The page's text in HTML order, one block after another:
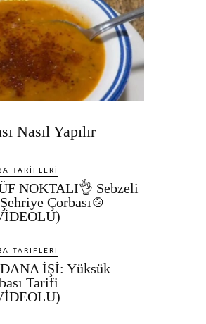
Nasıl Yapılır
TARIFLERI
NOKTALI👌 Sebzeli
Çorbası🍲
TARIFLERI
İŞİ: Yüksük
Tarifi